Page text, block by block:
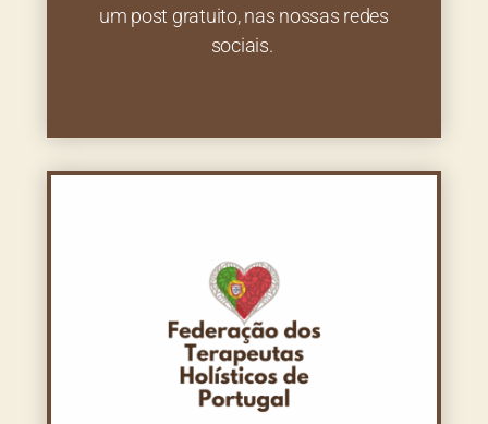
um post gratuito, nas nossas redes
sociais.